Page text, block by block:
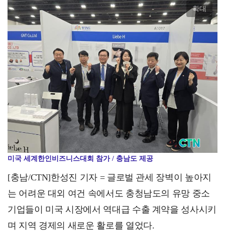
확대
미국 세계한인비즈니스대회 참가 / 충남도 제공
[충남/CTN]한성진 기자 = 글로벌 관세 장벽이 높아지
는 어려운 대외 여건 속에서도 충청남도의 유망 중소
기업들이 미국 시장에서 역대급 수출 계약을 성사시키
며 지역 경제의 새로운 활로를 열었다.